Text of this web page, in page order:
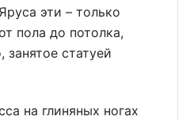
эти – только
пола до потолка,
занятое статуей
на глиняных ногах